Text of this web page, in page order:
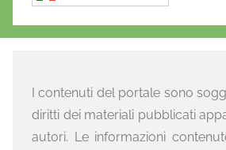
I contenuti del portale sono
diritti dei materiali pubblicati
autori. Le informazioni